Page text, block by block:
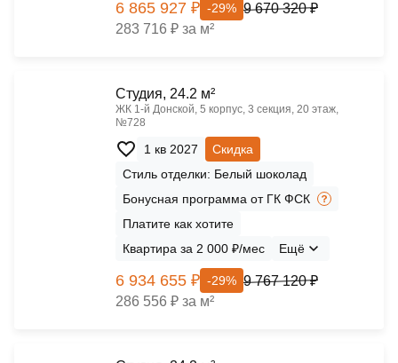
6 865 927 ₽ -29% 9 670 320 ₽
283 716 ₽ за м²
Cтудия, 24.2 м²
ЖК 1‑й Донской, 5 корпус, 3 секция, 20 этаж,
№728
1 кв 2027
Скидка
Стиль отделки: Белый шоколад
Бонусная программа от ГК ФСК
Платите как хотите
Квартира за 2 000 ₽/мес
Ещё
6 934 655 ₽ -29% 9 767 120 ₽
286 556 ₽ за м²